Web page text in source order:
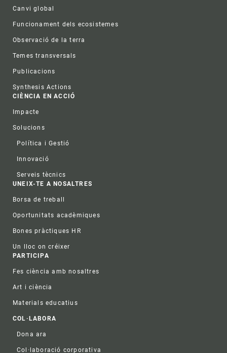
Canvi global
Funcionament dels ecosistemes
Observació de la terra
Temes transversals
Publicacions
Synthesis Actions
CIÈNCIA EN ACCIÓ
Impacte
Solucions
Política i Gestió
Innovació
Serveis tècnics
UNEIX-TE A NOSALTRES
Borsa de treball
Oportunitats acadèmiques
Bones pràctiques HR
Un lloc on créixer
PARTICIPA
Fes ciència amb nosaltres
Art i ciència
Materials educatius
COL·LABORA
Dona ara
Col·laboració corporativa